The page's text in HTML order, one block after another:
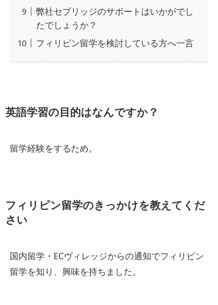
弊社セブリッジのサポートはいかがでし
たでしょうか？
フィリピン留学を検討している方へ一言
英語学習の目的はなんですか？
留学経験をするため。
フィリピン留学のきっかけを教えてくだ
さい
国内留学・ECヴィレッジからの通知でフィリピン
留学を知り、興味を持ちました。